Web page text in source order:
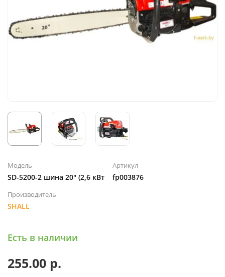
Модель
SD-5200-2 шина 20" (2,6 кВт
Артикул
fp003876
Производитель
SHALL
Есть в наличии
255.00 р.